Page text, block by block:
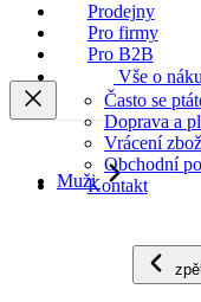
Prodejny
Pro firmy
Pro B2B
Vše o
Často se
Doprava a
Vrácení
Obchodní
Kontakt
Muži